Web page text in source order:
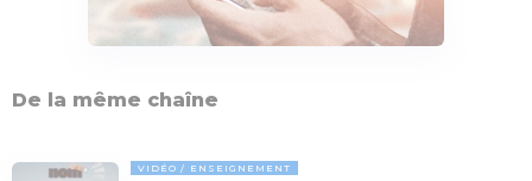
De la même chaîne
VIDÉO ENSEIGNEMENT